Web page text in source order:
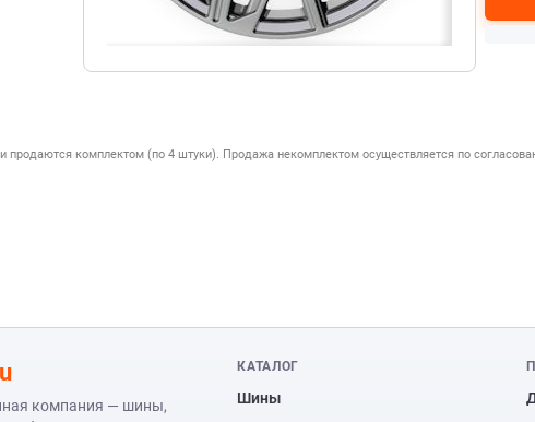
продаются комплектом (по 4 штуки). Продажа некомплектом осуществляется по
компания — шины,
КАТАЛОГ
Шины